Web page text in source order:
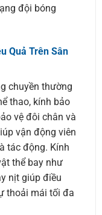
đội bóng
Quả Trên Sân
chuyền thường
thao, kính bảo
vệ đôi chân và
vận động viên
tác động. Kính
thể bay như
nịt giúp điều
thoải mái tối đa